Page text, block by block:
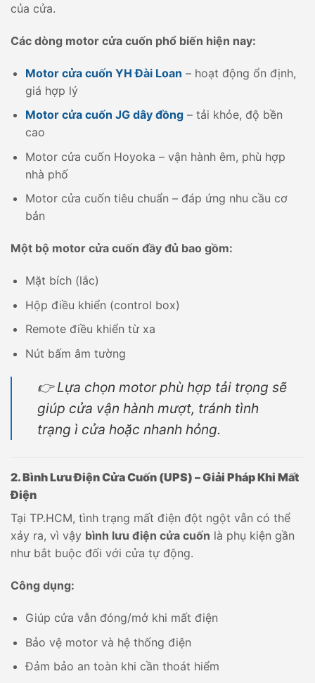
của cửa.
Các dòng motor cửa cuốn phổ biến hiện nay:
Motor cửa cuốn YH Đài Loan – hoạt động ổn định,
giá hợp lý
Motor cửa cuốn JG dây đồng– tải khỏe, độ bền
cao
Motor cửa cuốn Hoyoka – vận hành êm, phù hợp
nhà phố
Motor cửa cuốn tiêu chuẩn – đáp ứng nhu cầu cơ
bản
Một bộ motor cửa cuốn đầy đủ bao gồm:
Mặt bích (lắc)
Hộp điều khiển (control box)
Remote điều khiển từ xa
Nút bấm âm tường
👉 Lựa chọn motor phù hợp tải trọng sẽ
giúp cửa vận hành mượt, tránh tình
trạng ì cửa hoặc nhanh hỏng.
2. Bình Lưu Điện Cửa Cuốn (UPS) – Giải Pháp Khi Mất
Điện
Tại TP.HCM, tình trạng mất điện đột ngột vẫn có thể
xảy ra, vì vậy bình lưu điện cửa cuốn là phụ kiện gần
như bắt buộc đối với cửa tự động.
Công dụng:
Giúp cửa vẫn đóng/mở khi mất điện
Bảo vệ motor và hệ thống điện
Đảm bảo an toàn khi cần thoát hiểm